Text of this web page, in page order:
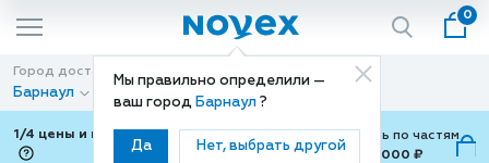
Мы правильно определили —
ваш город Барнаул ?
Да Нет, выбрать другой
0
Город доставки
Барнаул
Способ доставки
Доставка
1/4 цены и покупки ваши с Подели
Можно оплатить по частям
от 700 ₽ до 15,000 ₽